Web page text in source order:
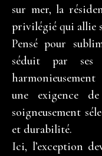
sur mer, la
privilégié qui allie
Pensé pour
séduit par ses
une exigence
soigneusement
et durabilité.
Ici, l’exception